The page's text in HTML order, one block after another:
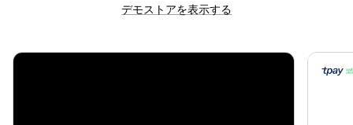
デモストアを表示する